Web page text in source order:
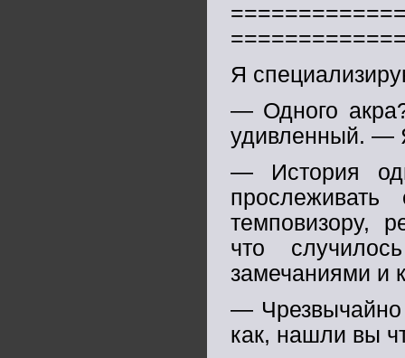
Я
— Одного
удивленный. —
— История
темповизору,
что
замечаниями и
— Чрезвычайно
как, нашли вы